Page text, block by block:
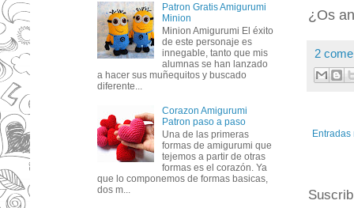
¿Os
2
Entradas
Patron Gratis Amigurumi
Minion
Minion Amigurumi El éxito
de este personaje es
innegable, tanto que mis
alumnas se han lanzado
a hacer sus muñequitos y buscado
diferente...
Corazon Amigurumi
Patron paso a paso
Una de las primeras
formas de amigurumi que
tejemos a partir de otras
formas es el corazón. Ya
que lo componemos de formas basicas,
dos m...